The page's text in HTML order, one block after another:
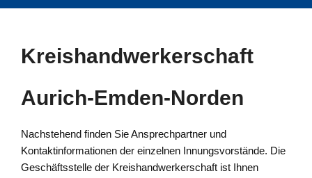
Kreishandwerkerschaft
Aurich-Emden-Norden
Nachstehend finden Sie Ansprechpartner und
Kontaktinformationen der einzelnen Innungsvorstände. Die
Geschäftsstelle der Kreishandwerkerschaft ist Ihnen